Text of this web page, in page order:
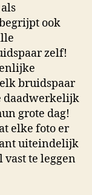
ook
zelf!
bruidspaar
daadwerkelijk
grote dag!
elke foto er
uiteindelijk
te leggen